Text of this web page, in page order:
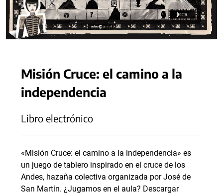
Misión Cruce: el camino a la
independencia
Libro electrónico
«Misión Cruce: el camino a la independencia» es
un juego de tablero inspirado en el cruce de los
Andes, hazaña colectiva organizada por José de
San Martín. ¿Jugamos en el aula? Descargar